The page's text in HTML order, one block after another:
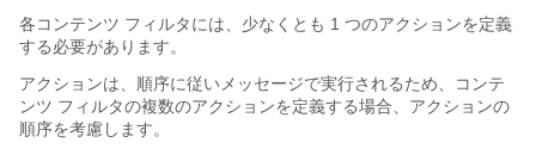
各コンテンツ フィルタには、少なくとも 1 つのアクションを定義
する必要があります。
アクションは、順序に従いメッセージで実行されるため、コンテ
ンツ フィルタの複数のアクションを定義する場合、アクションの
順序を考慮します。